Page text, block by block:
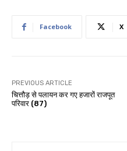
Facebook X
PREVIOUS ARTICLE
चित्तौड़ से पलायन कर गए हजारों राजपूत
परिवार (87)